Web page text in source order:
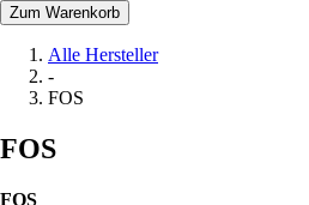
Zum Warenkorb
Alle Hersteller
-
FOS
FOS
FOS